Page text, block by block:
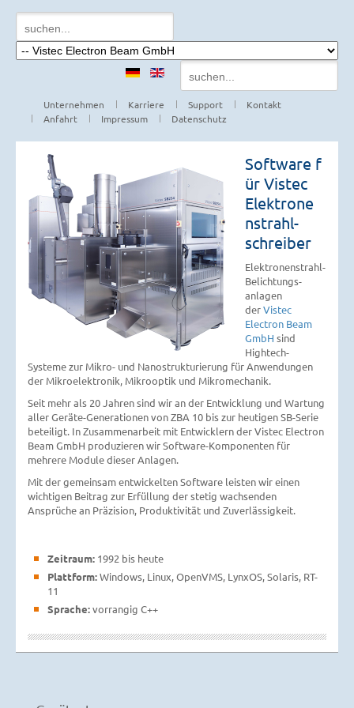
Unternehmen Karriere Support
Kontakt
Anfahrt
Impressum Datenschutz
Software f
ür Vistec
Elektrone
n­strahl­­
schreiber
Elektronenstrahl-
Belichtungs­
anlagen
derVistec
Electron Beam
GmbH sind
Hightech-
Systeme zur Mikro- und Nanostrukturierung für Anwendungen
der Mikroelektronik, Mikrooptik und Mikromechanik.
Seit mehr als 20 Jahren sind wir an der Entwicklung und Wartung
aller Geräte-Generationen von ZBA 10 bis zur heutigen SB-Serie
beteiligt. In Zusammenarbeit mit Entwicklern der Vistec Electron
Beam GmbH produzieren wir Software-Komponenten für
mehrere Module dieser Anlagen.
Mit der gemeinsam entwickelten Software leisten wir einen
wichtigen Beitrag zur Erfüllung der stetig wachsenden
Ansprüche an Präzision, Produktivität und Zuverlässigkeit.
Zeitraum: 1992 bis heute
Plattform:Windows, Linux, OpenVMS, LynxOS, Solaris, RT-
11
Sprache:vorrangig C++